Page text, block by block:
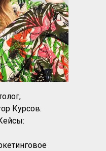
Курсов.